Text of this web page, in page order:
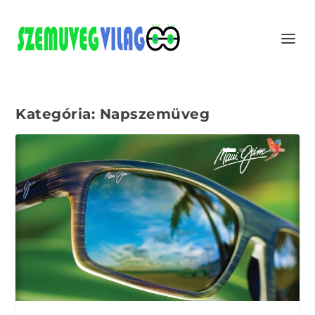
Kategória: Napszemüveg